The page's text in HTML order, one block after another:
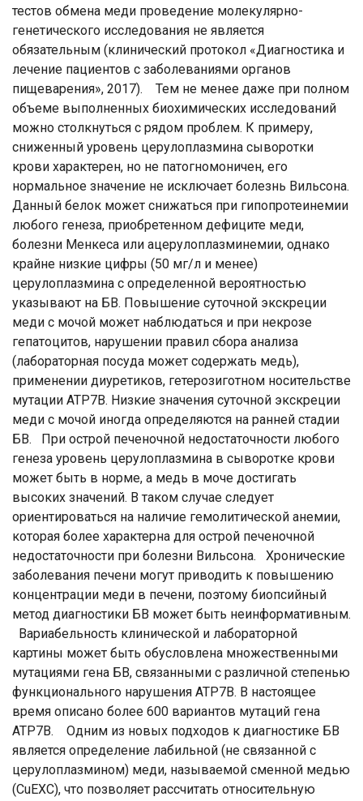
тестов обмена меди проведение молекулярно-
генетического исследования не является
обязательным (клинический протокол «Диагностика и
лечение пациентов с заболеваниями органов
пищеварения», 2017). Тем не менее даже при полном
объеме выполненных биохимических исследований
можно столкнуться с рядом проблем. К примеру,
сниженный уровень церулоплазмина сыворотки
крови характерен, но не патогномоничен, его
нормальное значение не исключает болезнь Вильсона.
Данный белок может снижаться при гипопротеинемии
любого генеза, приобретенном дефиците меди,
болезни Менкеса или ацерулоплазминемии, однако
крайне низкие цифры (50 мг/л и менее)
церулоплазмина с определенной вероятностью
указывают на БВ. Повышение суточной экскреции
меди с мочой может наблюдаться и при некрозе
гепатоцитов, нарушении правил сбора анализа
(лабораторная посуда может содержать медь),
применении диуретиков, гетерозиготном носительстве
мутации АТР7В. Низкие значения суточной экскреции
меди с мочой иногда определяются на ранней стадии
БВ. При острой печеночной недостаточности любого
генеза уровень церулоплазмина в сыворотке крови
может быть в норме, а медь в моче достигать
высоких значений. В таком случае следует
ориентироваться на наличие гемолитической анемии,
которая более характерна для острой печеночной
недостаточности при болезни Вильсона. Хронические
заболевания печени могут приводить к повышению
концентрации меди в печени, поэтому биопсийный
метод диагностики БВ может быть неинформативным.
Вариабельность клинической и лабораторной
картины может быть обусловлена множественными
мутациями гена БВ, связанными с различной степенью
функционального нарушения ATP7B. В настоящее
время описано более 600 вариантов мутаций гена
ATP7B. Одним из новых подходов к диагностике БВ
является определение лабильной (не связанной с
церулоплазмином) меди, называемой сменной медью
(CuEXC), что позволяет рассчитать относительную